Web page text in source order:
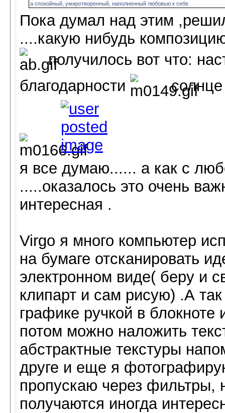
а спокойный, умиротворенный, наполненный любовью к себе
Пока думал над этим
....какую нибудь
получилось вот что:
благодарности
солнце
я все думаю...... а как с
.....оказалось это очень
интересная .
Virgo я много компьютер
на бумаге отсканировать
электронном виде( беру и
клипарт и сам рисую) .А
графике ручкой в
потом можно наложить
абстрактные текстуры
друге и еще я
пропускаю через фильтры,
получаются иногда